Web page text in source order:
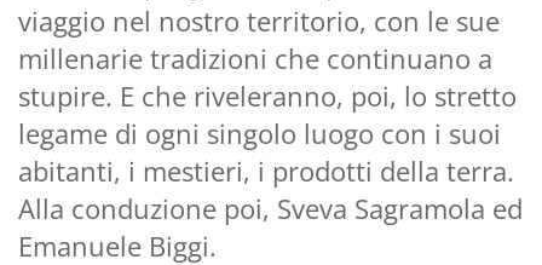
viaggio nel nostro territorio, con le sue
millenarie tradizioni che continuano a
stupire. E che riveleranno, poi, lo stretto
legame di ogni singolo luogo con i suoi
abitanti, i mestieri, i prodotti della terra.
Alla conduzione poi, Sveva Sagramola ed
Emanuele Biggi.